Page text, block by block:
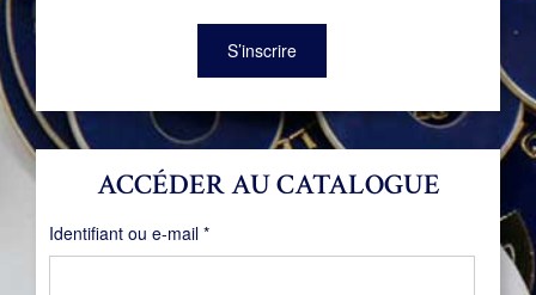
ACCÉDER AU CATALOGUE
Identifiant ou e-mail *Obligatoire
S’inscrire